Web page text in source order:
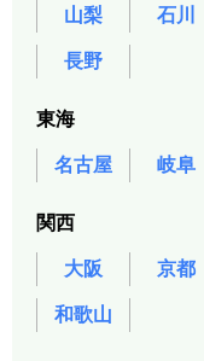
山梨 石川
長野
東海
名古屋 岐阜
関西
大阪 京都
和歌山